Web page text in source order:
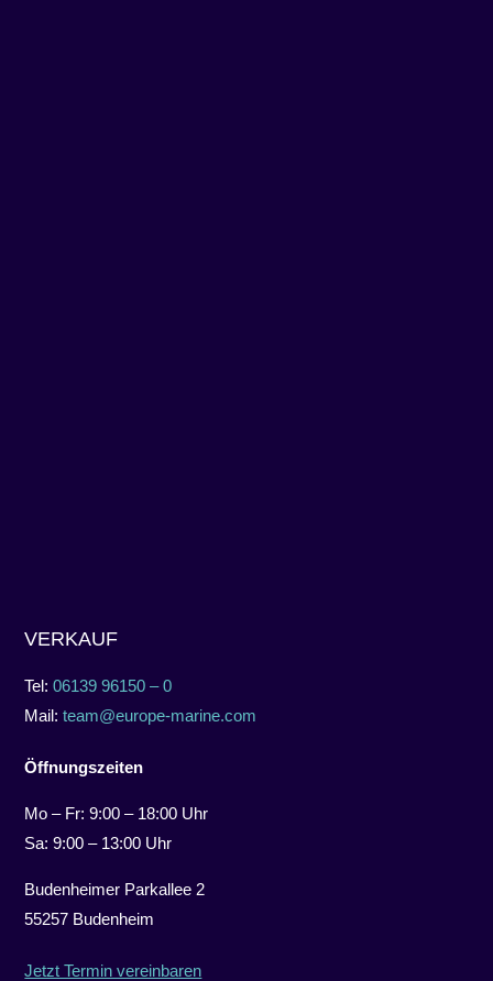
VERKAUF
Tel:06139 96150 – 0
Mail:team@europe-marine.com
Öffnungszeiten
Mo – Fr: 9:00 – 18:00 Uhr
Sa: 9:00 – 13:00 Uhr
Budenheimer Parkallee 2
55257 Budenheim
Jetzt Termin vereinbaren